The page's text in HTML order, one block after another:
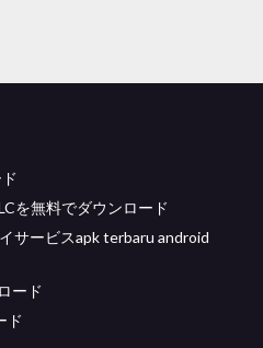
を無料でダウンロード
サービスapk terbaru android
ード
ド